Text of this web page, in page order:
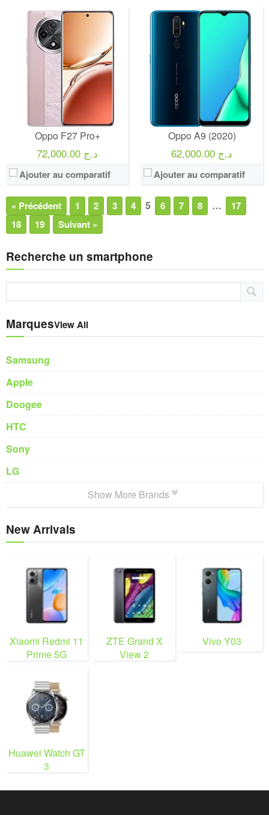
Oppo F27 Pro+
72,000.00 د.ج
Ajouter au comparatif
Oppo A9 (2020)
62,000.00 د.ج
Ajouter au comparatif
« Précédent 1 2 3 4 5 6 7 8 …
17
18
19 Suivant »
Recherche un smartphone
MarquesView All
Samsung
Apple
Doogee
HTC
Sony
LG
Show More Brands
New Arrivals
Xiaomi Redmi 11
Prime 5G
ZTE Grand X
View 2
Vivo Y03
Huawei Watch GT
3